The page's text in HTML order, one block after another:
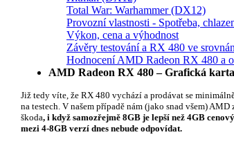
Total War: Warhammer (DX12)
Provozní vlastnosti - Spotřeba,
Výkon, cena a výhodnost
Závěry testování a RX 480 ve
Hodnocení AMD Radeon RX 480 a
AMD Radeon RX 480 – Grafická karta
Již tedy víte, že RX 480 vychází a prodávat se
na testech. V našem případě nám (jako snad všem)
škoda, i když samozřejmě 8GB je lepší než 4GB
mezi 4-8GB verzí dnes nebude odpovídat.